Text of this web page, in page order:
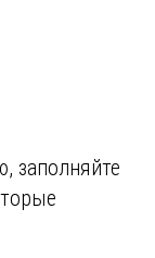
заполняйте